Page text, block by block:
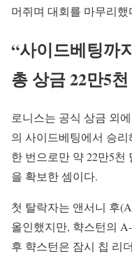
머쥐며 대회를 마무리했
“사이드베팅까
총 상금 22만5
로니스는 공식 상금 외
의 사이드베팅에서 승
한 번으로만 약 22만5천
을 확보한 셈이다.
첫 탈락자는 앤서니 후
올인했지만, 햑스턴의
후 햑스턴은 잠시 칩 리